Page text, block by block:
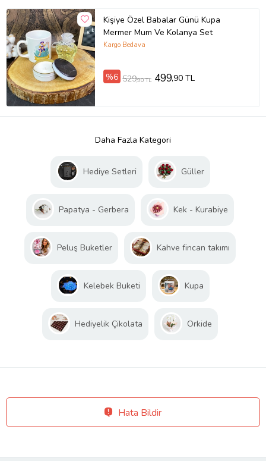
Kişiye Özel Babalar Günü Kupa
Mermer Mum Ve Kolanya Set
Kargo Bedava
%6 529,90 TL 499,90 TL
Daha Fazla Kategori
Hediye Setleri Güller
Papatya - Gerbera Kek - Kurabiye
Peluş Buketler Kahve fincan takımı
Kelebek Buketi Kupa
Hediyelik Çikolata Orkide
Hata Bildir